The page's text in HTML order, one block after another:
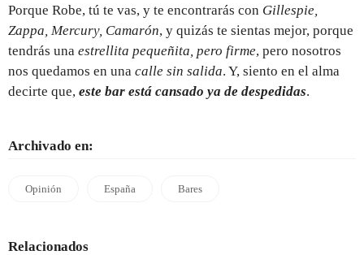
Porque Robe, tú te vas, y te encontrarás con Gillespie,
Zappa, Mercury, Camarón, y quizás te sientas mejor, porque
tendrás una estrellita pequeñita, pero firme, pero nosotros
nos quedamos en una calle sin salida. Y, siento en el alma
decirte que, este bar está cansado ya de despedidas.
Archivado en:
Opinión España Bares
Relacionados